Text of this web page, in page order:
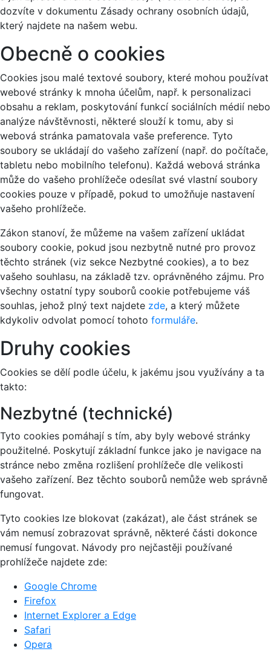
dozvíte v dokumentu Zásady ochrany osobních údajů,
který najdete na našem webu.
Obecně o cookies
Cookies jsou malé textové soubory, které mohou používat
webové stránky k mnoha účelům, např. k personalizaci
obsahu a reklam, poskytování funkcí sociálních médií nebo
analýze návštěvnosti, některé slouží k tomu, aby si
webová stránka pamatovala vaše preference. Tyto
soubory se ukládají do vašeho zařízení (např. do počítače,
tabletu nebo mobilního telefonu). Každá webová stránka
může do vašeho prohlížeče odesílat své vlastní soubory
cookies pouze v případě, pokud to umožňuje nastavení
vašeho prohlížeče.
Zákon stanoví, že můžeme na vašem zařízení ukládat
soubory cookie, pokud jsou nezbytně nutné pro provoz
těchto stránek (viz sekce Nezbytné cookies), a to bez
vašeho souhlasu, na základě tzv. oprávněného zájmu. Pro
všechny ostatní typy souborů cookie potřebujeme váš
souhlas, jehož plný text najdete zde, a který můžete
kdykoliv odvolat pomocí tohoto formuláře.
Druhy cookies
Cookies se dělí podle účelu, k jakému jsou využívány a ta
takto:
Nezbytné (technické)
Tyto cookies pomáhají s tím, aby byly webové stránky
použitelné. Poskytují základní funkce jako je navigace na
stránce nebo změna rozlišení prohlížeče dle velikosti
vašeho zařízení. Bez těchto souborů nemůže web správně
fungovat.
Tyto cookies lze blokovat (zakázat), ale část stránek se
vám nemusí zobrazovat správně, některé části dokonce
nemusí fungovat. Návody pro nejčastěji používané
prohlížeče najdete zde:
Google Chrome
Firefox
Internet Explorer a Edge
Safari
Opera